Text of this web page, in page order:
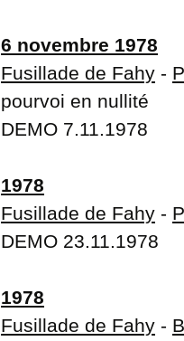
6 novembre 1978
Fusillade de Fahy -
pourvoi en nullité
DEMO 7.11.1978
1978
Fusillade de Fahy -
DEMO 23.11.1978
1978
Fusillade de Fahy -